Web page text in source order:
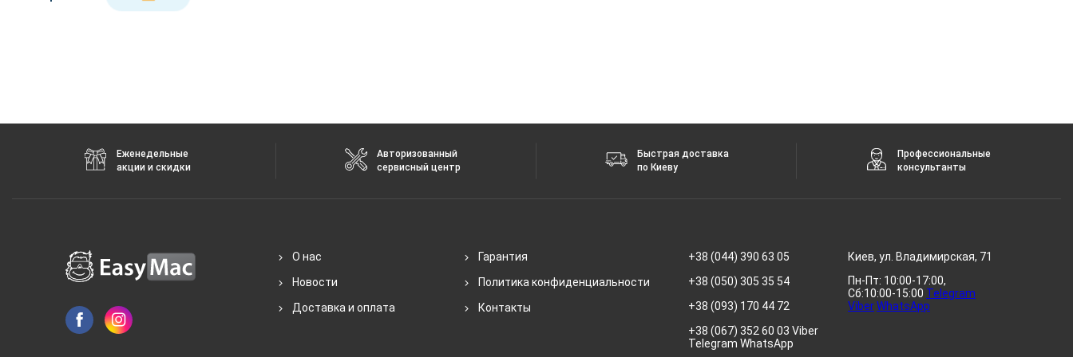
Еженедельные
акции и скидки
Авторизованный
сервисный центр
Быстрая доставка
по Киеву
Профессиональные
консультанты
О нас
Новости
Доставка и оплата
Гарантия
Политика конфиденциальности
Контакты
+38 (044) 390 63 05
+38 (050) 305 35 54
+38 (093) 170 44 72
+38 (067) 352 60 03 Viber
Telegram WhatsApp
Киев, ул. Владимирская, 71
Пн-Пт: 10:00-17:00,
Сб:10:00-15:00 Telegram
ViberWhatsApp